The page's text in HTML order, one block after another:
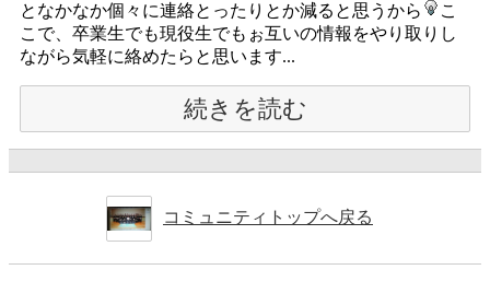
となかなか個々に連絡とったりとか減ると思うから
こ
こで、卒業生でも現役生でもぉ互いの情報をやり取りし
ながら気軽に絡めたらと思います...
続きを読む
コミュニティトップへ戻る